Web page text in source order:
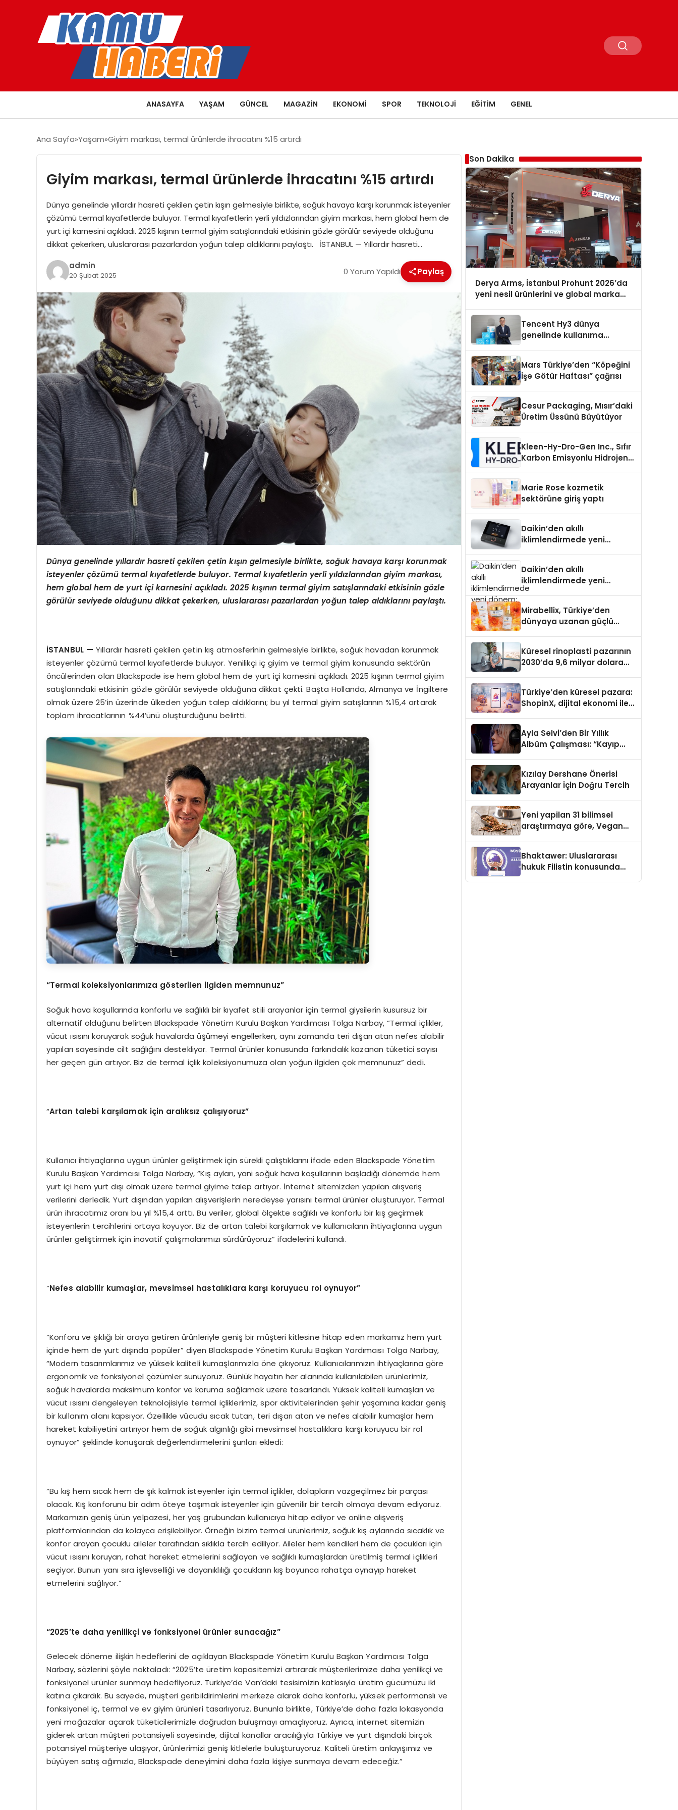
ANASAYFA YAŞAM GÜNCEL MAGAZIN EKONOMI SPOR TEKNOLOJI EĞITIM GENEL
Ana Sayfa Yaşam Giyim markası, termal ürünlerde ihracatını %15 artırdı
Giyim markası, termal ürünlerde ihracatını %15 artırdı
Dünya genelinde yıllardır hasreti çekilen çetin kışın gelmesiyle birlikte, soğuk havaya karşı korunmak isteyenler
çözümü termal kıyafetlerde buluyor. Termal kıyafetlerin yerli yıldızlarından giyim markası, hem global hem de
yurt içi karnesini açıkladı. 2025 kışının termal giyim satışlarındaki etkisinin gözle görülür seviyede olduğunu
dikkat çekerken, uluslararası pazarlardan yoğun talep aldıklarını paylaştı. İSTANBUL — Yıllardır hasreti…
admin
20 Şubat 2025 0 Yorum Yapıldı Paylaş
Dünya genelinde yıllardır hasreti çekilen çetin kışın gelmesiyle birlikte, soğuk havaya karşı korunmak
isteyenler çözümü termal kıyafetlerde buluyor. Termal kıyafetlerin yerli yıldızlarından giyim markası,
hem global hem de yurt içi karnesini açıkladı. 2025 kışının termal giyim satışlarındaki etkisinin gözle
görülür seviyede olduğunu dikkat çekerken, uluslararası pazarlardan yoğun talep aldıklarını paylaştı.
İSTANBUL — Yıllardır hasreti çekilen çetin kış atmosferinin gelmesiyle birlikte, soğuk havadan korunmak
isteyenler çözümü termal kıyafetlerde buluyor. Yenilikçi iç giyim ve termal giyim konusunda sektörün
öncülerinden olan Blackspade ise hem global hem de yurt içi karnesini açıkladı. 2025 kışının termal giyim
satışlarındaki etkisinin gözle görülür seviyede olduğuna dikkat çekti. Başta Hollanda, Almanya ve İngiltere
olmak üzere 25’in üzerinde ülkeden yoğun talep aldıklarını; bu yıl termal giyim satışlarının %15,4 artarak
toplam ihracatlarının %44’ünü oluşturduğunu belirtti.
“Termal koleksiyonlarımıza gösterilen ilgiden memnunuz”
Soğuk hava koşullarında konforlu ve sağlıklı bir kıyafet stili arayanlar için termal giysilerin kusursuz bir
alternatif olduğunu belirten Blackspade Yönetim Kurulu Başkan Yardımcısı Tolga Narbay, “Termal içlikler,
vücut ısısını koruyarak soğuk havalarda üşümeyi engellerken, aynı zamanda teri dışarı atan nefes alabilir
yapıları sayesinde cilt sağlığını destekliyor. Termal ürünler konusunda farkındalık kazanan tüketici sayısı
her geçen gün artıyor. Biz de termal içlik koleksiyonumuza olan yoğun ilgiden çok memnunuz” dedi.
“Artan talebi karşılamak için aralıksız çalışıyoruz”
Kullanıcı ihtiyaçlarına uygun ürünler geliştirmek için sürekli çalıştıklarını ifade eden Blackspade Yönetim
Kurulu Başkan Yardımcısı Tolga Narbay, “Kış ayları, yani soğuk hava koşullarının başladığı dönemde hem
yurt içi hem yurt dışı olmak üzere termal giyime talep artıyor. İnternet sitemizden yapılan alışveriş
verilerini derledik. Yurt dışından yapılan alışverişlerin neredeyse yarısını termal ürünler oluşturuyor. Termal
ürün ihracatımız oranı bu yıl %15,4 arttı. Bu veriler, global ölçekte sağlıklı ve konforlu bir kış geçirmek
isteyenlerin tercihlerini ortaya koyuyor. Biz de artan talebi karşılamak ve kullanıcıların ihtiyaçlarına uygun
ürünler geliştirmek için inovatif çalışmalarımızı sürdürüyoruz” ifadelerini kullandı.
“Nefes alabilir kumaşlar, mevsimsel hastalıklara karşı koruyucu rol oynuyor”
“Konforu ve şıklığı bir araya getiren ürünleriyle geniş bir müşteri kitlesine hitap eden markamız hem yurt
içinde hem de yurt dışında popüler” diyen Blackspade Yönetim Kurulu Başkan Yardımcısı Tolga Narbay,
“Modern tasarımlarımız ve yüksek kaliteli kumaşlarımızla öne çıkıyoruz. Kullanıcılarımızın ihtiyaçlarına göre
ergonomik ve fonksiyonel çözümler sunuyoruz. Günlük hayatın her alanında kullanılabilen ürünlerimiz,
soğuk havalarda maksimum konfor ve koruma sağlamak üzere tasarlandı. Yüksek kaliteli kumaşları ve
vücut ısısını dengeleyen teknolojisiyle termal içliklerimiz, spor aktivitelerinden şehir yaşamına kadar geniş
bir kullanım alanı kapsıyor. Özellikle vücudu sıcak tutan, teri dışarı atan ve nefes alabilir kumaşlar hem
hareket kabiliyetini artırıyor hem de soğuk algınlığı gibi mevsimsel hastalıklara karşı koruyucu bir rol
oynuyor” şeklinde konuşarak değerlendirmelerini şunları ekledi:
“Bu kış hem sıcak hem de şık kalmak isteyenler için termal içlikler, dolapların vazgeçilmez bir parçası
olacak. Kış konforunu bir adım öteye taşımak isteyenler için güvenilir bir tercih olmaya devam ediyoruz.
Markamızın geniş ürün yelpazesi, her yaş grubundan kullanıcıya hitap ediyor ve online alışveriş
platformlarından da kolayca erişilebiliyor. Örneğin bizim termal ürünlerimiz, soğuk kış aylarında sıcaklık ve
konfor arayan çocuklu aileler tarafından sıklıkla tercih ediliyor. Aileler hem kendileri hem de çocukları için
vücut ısısını koruyan, rahat hareket etmelerini sağlayan ve sağlıklı kumaşlardan üretilmiş termal içlikleri
seçiyor. Bunun yanı sıra işlevselliği ve dayanıklılığı çocukların kış boyunca rahatça oynayıp hareket
etmelerini sağlıyor.”
“2025’te daha yenilikçi ve fonksiyonel ürünler sunacağız”
Gelecek döneme ilişkin hedeflerini de açıklayan Blackspade Yönetim Kurulu Başkan Yardımcısı Tolga
Narbay, sözlerini şöyle noktaladı: “2025’te üretim kapasitemizi artırarak müşterilerimize daha yenilikçi ve
fonksiyonel ürünler sunmayı hedefliyoruz. Türkiye’de Van’daki tesisimizin katkısıyla üretim gücümüzü iki
katına çıkardık. Bu sayede, müşteri geribildirimlerini merkeze alarak daha konforlu, yüksek performanslı ve
fonksiyonel iç, termal ve ev giyim ürünleri tasarlıyoruz. Bununla birlikte, Türkiye’de daha fazla lokasyonda
yeni mağazalar açarak tüketicilerimizle doğrudan buluşmayı amaçlıyoruz. Ayrıca, internet sitemizin
giderek artan müşteri potansiyeli sayesinde, dijital kanallar aracılığıyla Türkiye ve yurt dışındaki birçok
potansiyel müşteriye ulaşıyor, ürünlerimizi geniş kitlelerle buluşturuyoruz. Kaliteli üretim anlayışımız ve
büyüyen satış ağımızla, Blackspade deneyimini daha fazla kişiye sunmaya devam edeceğiz.”
Son Dakika
Derya Arms, İstanbul Prohunt 2026’da
yeni nesil ürünlerini ve global marka
Tencent Hy3 dünya
genelinde kullanıma
Mars Türkiye’den “Köpeğini
İşe Götür Haftası” çağrısı
Cesur Packaging, Mısır’daki
Üretim Üssünü Büyütüyor
Kleen-Hy-Dro-Gen Inc., Sıfır
Karbon Emisyonlu Hidrojen
Aldı
Marie Rose kozmetik
sektörüne giriş yaptı
Daikin’den akıllı
iklimlendirmede yeni
Daikin’den akıllı
iklimlendirmede yeni
dönem: Madoka Plus
Mirabellix, Türkiye’den
dünyaya uzanan güçlü
Küresel rinoplasti pazarının
2030’da 9,6 milyar dolara
Türkiye’den küresel pazara:
ShopinX, dijital ekonomi ile
Ayla Selvi’den Bir Yıllık
Albüm Çalışması: “Kayıp
Kızılay Dershane Önerisi
Arayanlar İçin Doğru Tercih
Yeni yapilan 31 bilimsel
araştırmaya göre, Vegan
Sindirildiğini Ortaya Koydu
Bhaktawer: Uluslararası
hukuk Filistin konusunda